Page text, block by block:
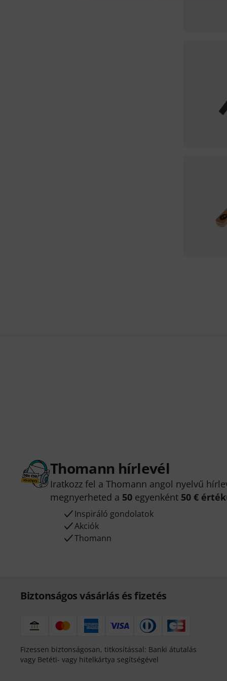
Thomann hírlevél
Iratkozz fel a Thomann angol nyelvű
megnyerheted a 50 egyenként 50 €
Inspiráló gondolatok
Akciók
Thomann
Biztonságos vásárlás és fizetés
Fizessen biztonságosan, titkosítással: Banki átutalás
vagy Betéti- vagy hitelkártya segítségével